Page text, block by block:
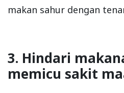
makan sahur dengan
3. Hindari
memicu sakit